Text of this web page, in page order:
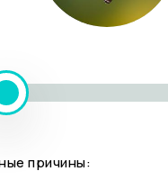
причины: